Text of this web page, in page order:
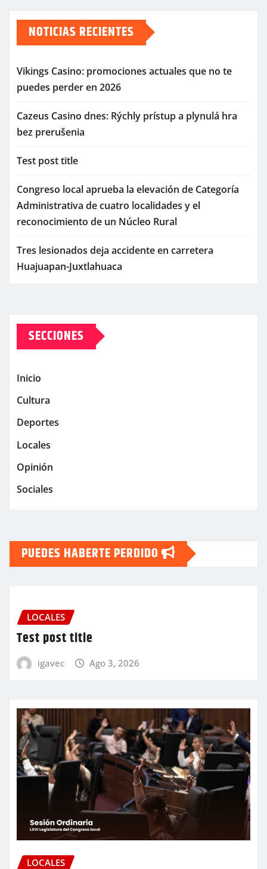
NOTICIAS RECIENTES
Vikings Casino: promociones actuales que no te
puedes perder en 2026
Cazeus Casino dnes: Rýchly prístup a plynulá hra
bez prerušenia
Test post title
Congreso local aprueba la elevación de Categoría
Administrativa de cuatro localidades y el
reconocimiento de un Núcleo Rural
Tres lesionados deja accidente en carretera
Huajuapan-Juxtlahuaca
SECCIONES
Inicio
Cultura
Deportes
Locales
Opinión
Sociales
PUEDES HABERTE PERDIDO
LOCALES
Test post title
igavec Ago 3, 2026
LOCALES